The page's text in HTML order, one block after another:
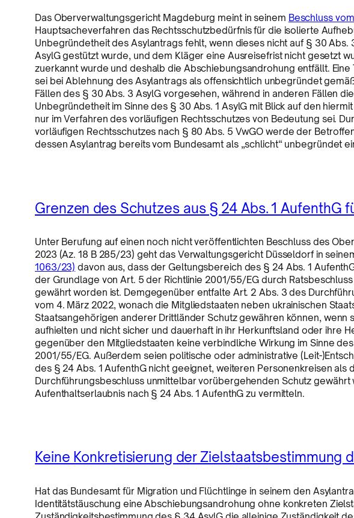
Das Oberverwaltungsgericht Magdeburg meint in seinem Beschluss
Hauptsacheverfahren das Rechtsschutzbedürfnis für die isolierte
Unbegründetheit des Asylantrags fehlt, wenn dieses nicht auf § 30 Abs.
AsylG gestützt wurde, und dem Kläger eine Ausreisefrist nicht gesetzt
zuerkannt wurde und deshalb die Abschiebungsandrohung entfällt.
sei bei Ablehnung des Asylantrags als offensichtlich unbegründet
Fällen des § 30 Abs. 3 AsylG vorgesehen, während in anderen Fällen
Unbegründetheit im Sinne des § 30 Abs. 1 AsylG mit Blick auf den
nur im Verfahren des vorläufigen Rechtsschutzes von Bedeutung sei.
vorläufigen Rechtsschutzes nach § 80 Abs. 5 VwGO werde der
dessen Asylantrag bereits vom Bundesamt als „schlicht“ unbegründet
Grenzen des Schutzes aus § 24 Abs. 1 AufenthG
Unter Berufung auf einen noch nicht veröffentlichten Beschluss des
2023 (Az. 18 B 285/23) geht das Verwaltungsgericht Düsseldorf in
1063/23) davon aus, dass der Geltungsbereich des § 24 Abs. 1
der Grundlage von Art. 5 der Richtlinie 2001/55/EG durch
gewährt worden ist. Demgegenüber entfalte Art. 2 Abs. 3 des
vom 4. März 2022, wonach die Mitgliedstaaten neben ukrainischen
Staatsangehörigen anderer Drittländer Schutz gewähren können, wenn
aufhielten und nicht sicher und dauerhaft in ihr Herkunftsland oder ihre
gegenüber den Mitgliedstaaten keine verbindliche Wirkung im Sinne
2001/55/EG. Außerdem seien politische oder administrative (Leit-
des § 24 Abs. 1 AufenthG nicht geeignet, weiteren Personenkreisen als
Durchführungsbeschluss unmittelbar vorübergehenden Schutz gewährt
Aufenthaltserlaubnis nach § 24 Abs. 1 AufenthG zu vermitteln.
Keine Konkretisierung der Zielstaatsbestimmung
Hat das Bundesamt für Migration und Flüchtlinge in seinem den
Identitätstäuschung eine Abschiebungsandrohung ohne konkreten